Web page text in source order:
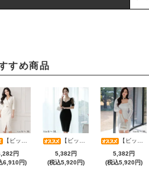
すめ商品
【ビッグサマーセール対象品】アシメカシュクール7分袖ワンピース(キャバドレス・CABARETDRESS)
円
6,910円)
【ビッグサマーセール対象品】光沢シアースリーブが軽やかなカシュクールVネックドレープミディドレス(キャバドレス・CABARETDRESS)
5,382円
(税込5,920円)
【ビッグサマーセール対象品】ラグジュアリーオーナメントレースパフスリーブワンピース(キャバドレス・CABARETDRESS)
5,382円
(税込5,920円)